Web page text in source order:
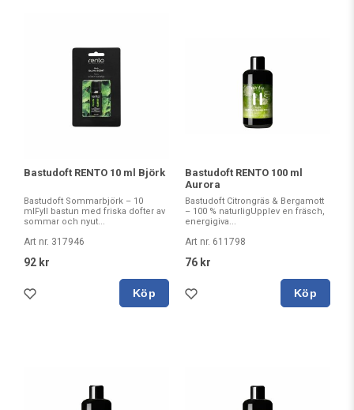
Bastudoft RENTO 10 ml Björk
Bastudoft Sommarbjörk – 10
mlFyll bastun med friska dofter av
sommar och nyut...
Art nr. 317946
92 kr
Köp
Bastudoft RENTO 100 ml
Aurora
Bastudoft Citrongräs & Bergamott
– 100 % naturligUpplev en fräsch,
energigiva...
Art nr. 611798
76 kr
Köp